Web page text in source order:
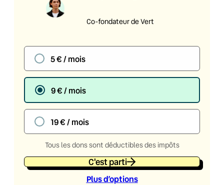
Co-fondateur de Vert
5 € / mois
9 € / mois
19 € / mois
Tous les dons sont déductibles des impôts
C'est parti
Plus d’options